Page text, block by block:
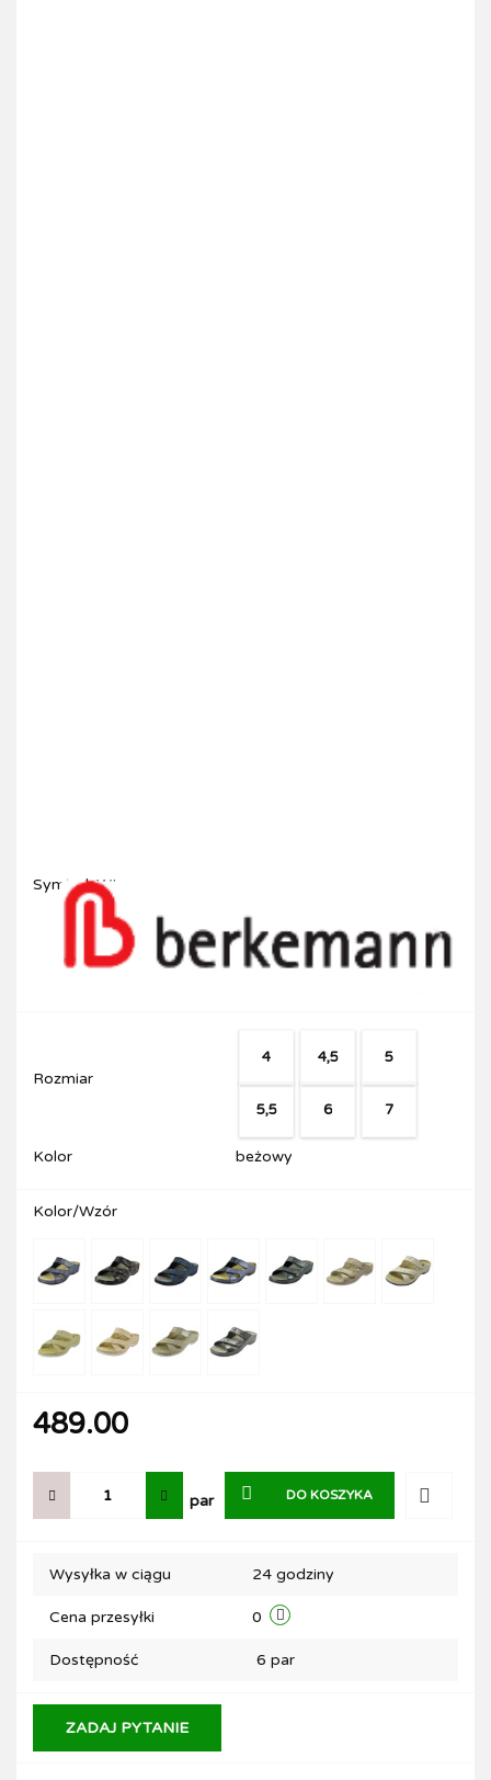
Symbol:WL
Rozmiar
4 4,5 5
5,5 6 7
Kolor beżowy
Kolor/Wzór
489.00
par DO KOSZYKA
Wysyłka w ciągu 24 godziny
Cena przesyłki 0
Dostępność 6 par
ZADAJ PYTANIE